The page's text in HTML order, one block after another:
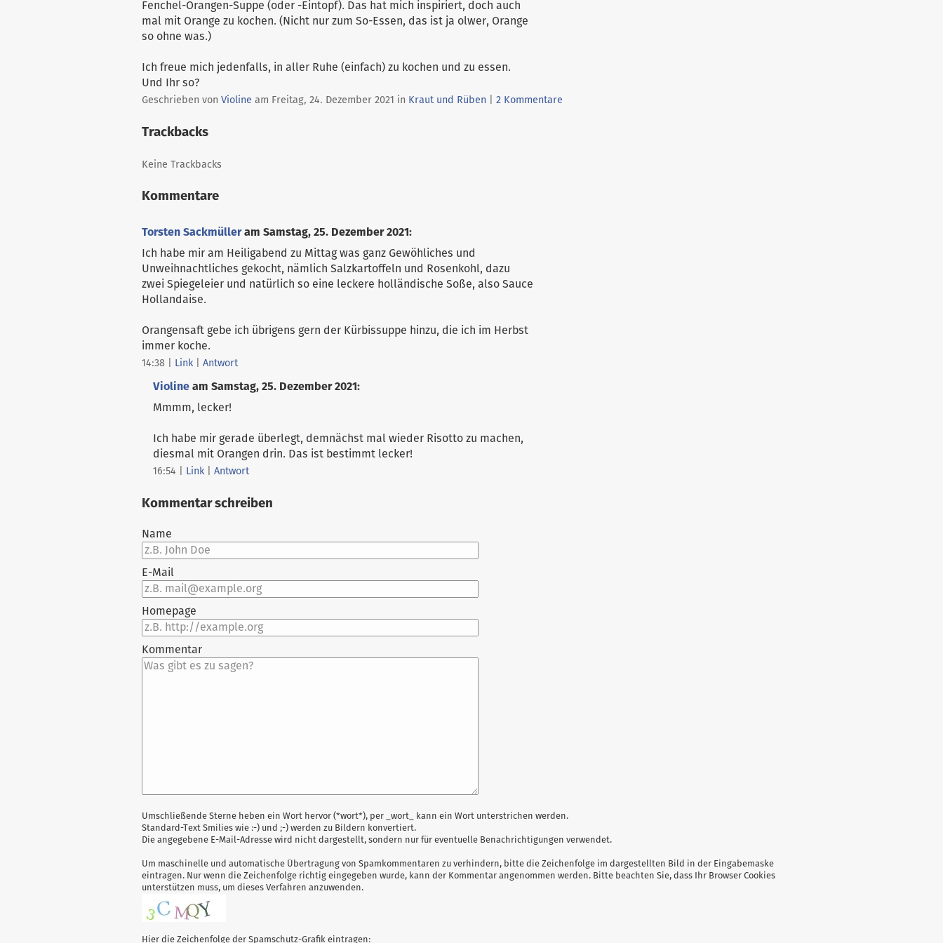
Fenchel-Orangen-Suppe (oder -Eintopf). Das hat mich inspiriert, doch auch
mal mit Orange zu kochen. (Nicht nur zum So-Essen, das ist ja olwer, Orange
so ohne was.)
Ich freue mich jedenfalls, in aller Ruhe (einfach) zu kochen und zu essen.
Und Ihr so?
Geschrieben von Violine am Freitag, 24. Dezember 2021 in Kategorien:
Kraut und Rüben 2 Kommentare
Trackbacks
Keine Trackbacks
Kommentare
Torsten Sackmülleram Samstag, 25. Dezember 2021:
Ich habe mir am Heiligabend zu Mittag was ganz Gewöhliches und
Unweihnachtliches gekocht, nämlich Salzkartoffeln und Rosenkohl, dazu
zwei Spiegeleier und natürlich so eine leckere holländische Soße, also Sauce
Hollandaise.
Orangensaft gebe ich übrigens gern der Kürbissuppe hinzu, die ich im Herbst
immer koche.
14:38| Link| Antwort
Violineam Samstag, 25. Dezember 2021:
Mmmm, lecker!
Ich habe mir gerade überlegt, demnächst mal wieder Risotto zu machen,
diesmal mit Orangen drin. Das ist bestimmt lecker!
16:54 Link| Antwort
Kommentar schreiben
Name
E-Mail
Homepage
Kommentar
Antwort
zu
Umschließende Sterne heben ein Wort hervor (*wort*), per _wort_ kann ein Wort unterstrichen werden.
Standard-Text Smilies wie :-) und ;-) werden zu Bildern konvertiert.
Die angegebene E-Mail-Adresse wird nicht dargestellt, sondern nur für eventuelle Benachrichtigungen verwendet.
Um maschinelle und automatische Übertragung von Spamkommentaren zu verhindern, bitte die Zeichenfolge im dargestellten Bild in der Eingabemaske
eintragen. Nur wenn die Zeichenfolge richtig eingegeben wurde, kann der Kommentar angenommen werden. Bitte beachten Sie, dass Ihr Browser Cookies
unterstützen muss, um dieses Verfahren anzuwenden.
Hier die Zeichenfolge der Spamschutz-Grafik eintragen: